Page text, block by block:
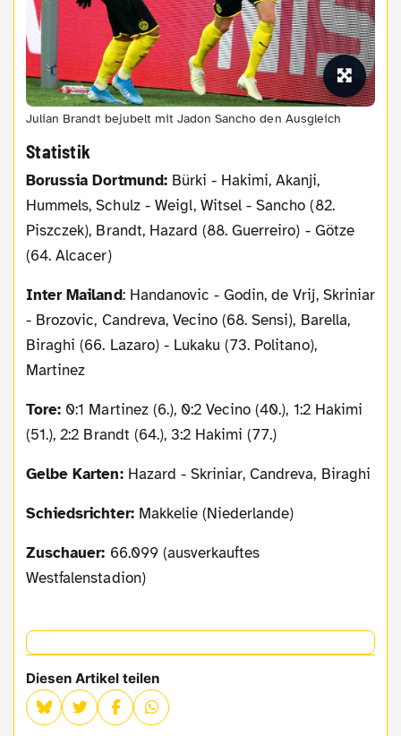
Julian Brandt bejubelt mit Jadon Sancho den Ausgleich
Statistik
Borussia Dortmund: Bürki - Hakimi, Akanji,
Hummels, Schulz - Weigl, Witsel - Sancho (82.
Piszczek), Brandt, Hazard (88. Guerreiro) - Götze
(64. Alcacer)
Inter Mailand: Handanovic - Godin, de Vrij, Skriniar
- Brozovic, Candreva, Vecino (68. Sensi), Barella,
Biraghi (66. Lazaro) - Lukaku (73. Politano),
Martinez
Tore: 0:1 Martinez (6.), 0:2 Vecino (40.), 1:2 Hakimi
(51.), 2:2 Brandt (64.), 3:2 Hakimi (77.)
Gelbe Karten: Hazard - Skriniar, Candreva, Biraghi
Schiedsrichter: Makkelie (Niederlande)
Zuschauer: 66.099 (ausverkauftes
Westfalenstadion)
Diesen Artikel teilen